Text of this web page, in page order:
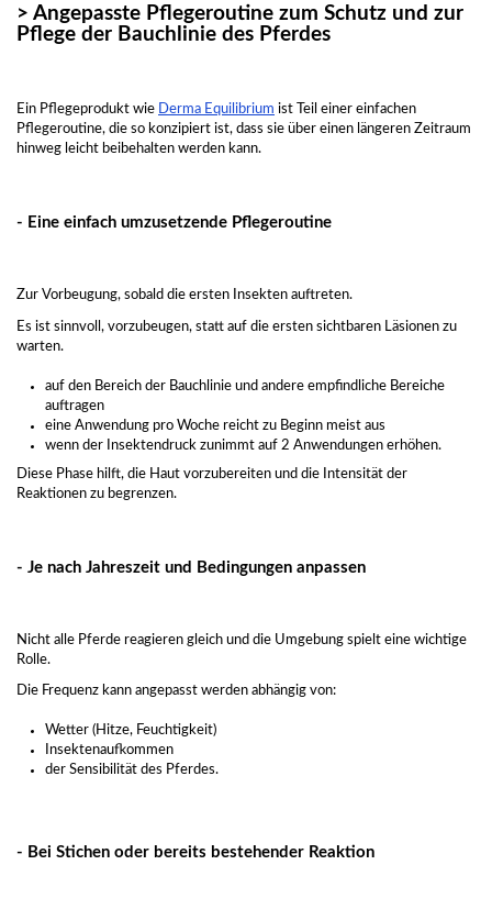
> Angepasste Pflegeroutine zum Schutz und zur
Pflege der Bauchlinie des Pferdes
Ein Pflegeprodukt wie Derma Equilibrium ist Teil einer einfachen
Pflegeroutine, die so konzipiert ist, dass sie über einen längeren Zeitraum
hinweg leicht beibehalten werden kann.
- Eine einfach umzusetzende Pflegeroutine
Zur Vorbeugung, sobald die ersten Insekten auftreten.
Es ist sinnvoll, vorzubeugen, statt auf die ersten sichtbaren Läsionen zu
warten.
auf den Bereich der Bauchlinie und andere empfindliche Bereiche
auftragen
eine Anwendung pro Woche reicht zu Beginn meist aus
wenn der Insektendruck zunimmt auf 2 Anwendungen erhöhen.
Diese Phase hilft, die Haut vorzubereiten und die Intensität der
Reaktionen zu begrenzen.
- Je nach Jahreszeit und Bedingungen anpassen
Nicht alle Pferde reagieren gleich und die Umgebung spielt eine wichtige
Rolle.
Die Frequenz kann angepasst werden abhängig von:
Wetter (Hitze, Feuchtigkeit)
Insektenaufkommen
der Sensibilität des Pferdes.
- Bei Stichen oder bereits bestehender Reaktion